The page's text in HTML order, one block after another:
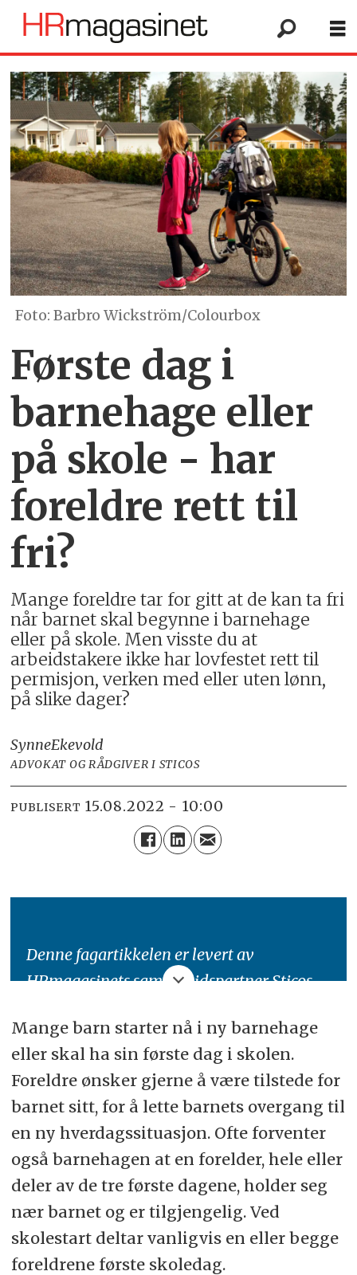
Foto: Barbro Wickström/Colourbox
Første dag i
barnehage eller
på skole - har
foreldre rett til
fri?
Mange foreldre tar for gitt at de kan ta fri
når barnet skal begynne i barnehage
eller på skole. Men visste du at
arbeidstakere ikke har lovfestet rett til
permisjon, verken med eller uten lønn,
på slike dager?
SynneEkevold
ADVOKAT OG RÅDGIVER I STICOS
PUBLISERT 15.08.2022 - 10:00
Denne fagartikkelen er levert av
HRmagasinets samarbeidspartner Sticos
Sticos er et kompetanse- og
teknologiselskap som hjelper norske
virksomheter med å etterleve lover og
regelverk innen regnskap, økonomi
og HR. Med ny teknologi og unik
fagkunnskap leverer vi innovative og
tidsbesparende løsninger, kurs og
rådgivning - for både ledere og
ansatte.
Mange barn starter nå i ny barnehage
eller skal ha sin første dag i skolen.
Foreldre ønsker gjerne å være tilstede for
barnet sitt, for å lette barnets overgang til
en ny hverdagssituasjon. Ofte forventer
også barnehagen at en forelder, hele eller
deler av de tre første dagene, holder seg
nær barnet og er tilgjengelig. Ved
skolestart deltar vanligvis en eller begge
foreldrene første skoledag.